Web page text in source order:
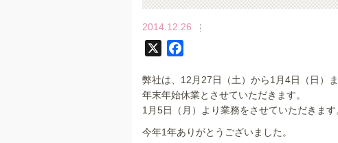
2014.12.26
c
e
b
o
弊社は、12月27日（土）から1月4日（日）
年末年始休業とさせていただきます。
1月5日（月）より業務をさせていただきます
今年1年ありがとうございました。